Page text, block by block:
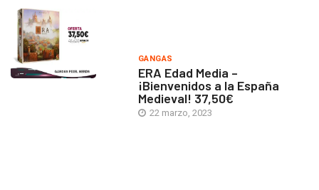
GANGAS
ERA Edad Media –
¡Bienvenidos a la España
Medieval! 37,50€
22 marzo, 2023